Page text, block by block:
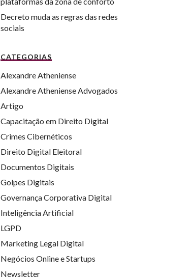
Decreto muda as regras das redes
sociais
CATEGORIAS
Alexandre Atheniense
Alexandre Atheniense Advogados
Artigo
Capacitação em Direito Digital
Crimes Cibernéticos
Direito Digital Eleitoral
Documentos Digitais
Golpes Digitais
Governança Corporativa Digital
Inteligência Artificial
LGPD
Marketing Legal Digital
Negócios Online e Startups
Newsletter